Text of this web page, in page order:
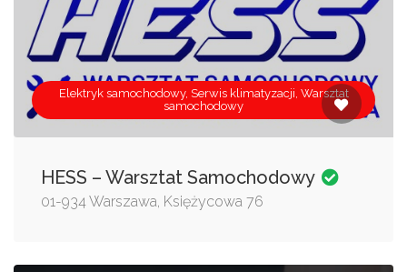
Elektryk samochodowy, Serwis klimatyzacji, Warsztat
samochodowy
HESS – Warsztat Samochodowy
01-934 Warszawa, Księżycowa 76